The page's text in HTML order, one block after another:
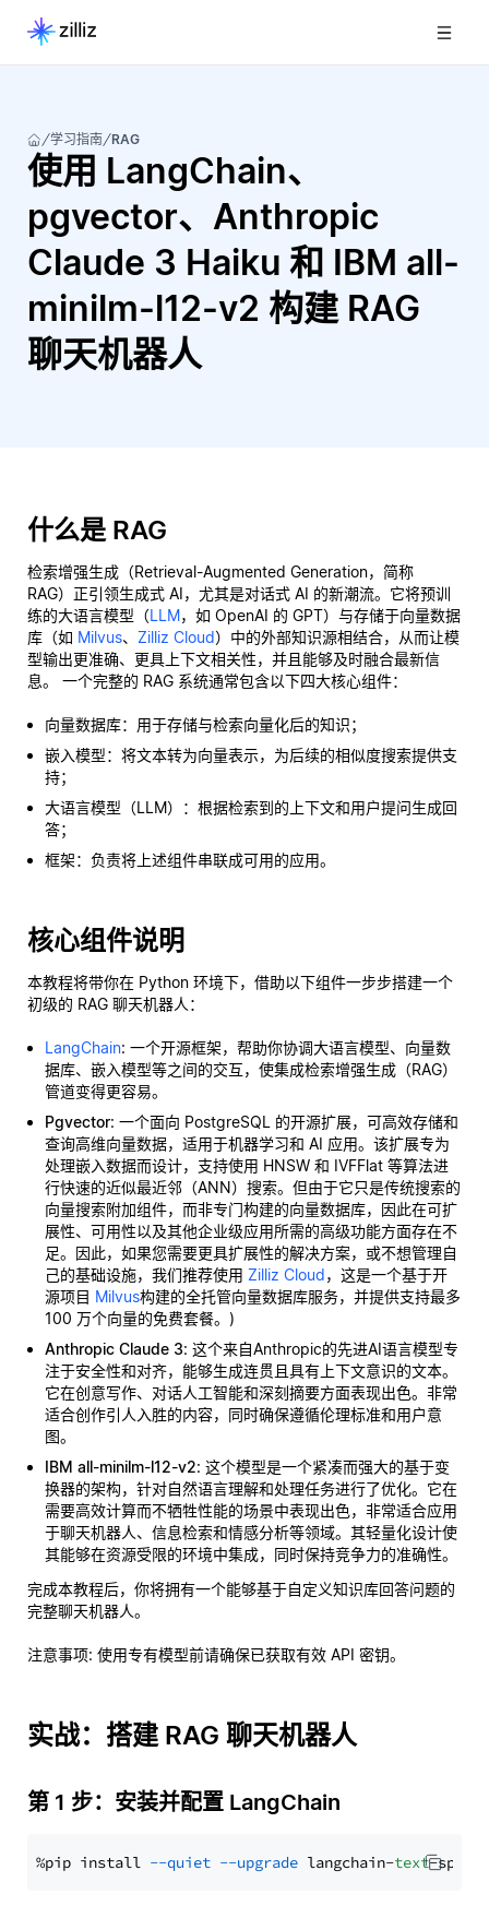
学习指南 RAG
使用 LangChain、
pgvector、Anthropic
Claude 3 Haiku 和 IBM all-
minilm-l12-v2 构建 RAG
聊天机器人
什么是 RAG
检索增强生成（Retrieval-Augmented Generation，简称
RAG）正引领生成式 AI，尤其是对话式 AI 的新潮流。它将预训
练的大语言模型（LLM，如 OpenAI 的 GPT）与存储于向量数据
库（如 Milvus、 Zilliz Cloud）中的外部知识源相结合，从而让模
型输出更准确、更具上下文相关性，并且能够及时融合最新信
息。 一个完整的 RAG 系统通常包含以下四大核心组件：
向量数据库：用于存储与检索向量化后的知识；
嵌入模型：将文本转为向量表示，为后续的相似度搜索提供支
持；
大语言模型（LLM）：根据检索到的上下文和用户提问生成回
答；
框架：负责将上述组件串联成可用的应用。
核心组件说明
本教程将带你在 Python 环境下，借助以下组件一步步搭建一个
初级的 RAG 聊天机器人：
LangChain: 一个开源框架，帮助你协调大语言模型、向量数
据库、嵌入模型等之间的交互，使集成检索增强生成（RAG）
管道变得更容易。
Pgvector: 一个面向 PostgreSQL 的开源扩展，可高效存储和
查询高维向量数据，适用于机器学习和 AI 应用。该扩展专为
处理嵌入数据而设计，支持使用 HNSW 和 IVFFlat 等算法进
行快速的近似最近邻（ANN）搜索。但由于它只是传统搜索的
向量搜索附加组件，而非专门构建的向量数据库，因此在可扩
展性、可用性以及其他企业级应用所需的高级功能方面存在不
足。因此，如果您需要更具扩展性的解决方案，或不想管理自
己的基础设施，我们推荐使用 Zilliz Cloud，这是一个基于开
源项目 Milvus构建的全托管向量数据库服务，并提供支持最多
100 万个向量的免费套餐。)
Anthropic Claude 3: 这个来自Anthropic的先进AI语言模型专
注于安全性和对齐，能够生成连贯且具有上下文意识的文本。
它在创意写作、对话人工智能和深刻摘要方面表现出色。非常
适合创作引人入胜的内容，同时确保遵循伦理标准和用户意
图。
IBM all-minilm-l12-v2: 这个模型是一个紧凑而强大的基于变
换器的架构，针对自然语言理解和处理任务进行了优化。它在
需要高效计算而不牺牲性能的场景中表现出色，非常适合应用
于聊天机器人、信息检索和情感分析等领域。其轻量化设计使
其能够在资源受限的环境中集成，同时保持竞争力的准确性。
完成本教程后，你将拥有一个能够基于自定义知识库回答问题的
完整聊天机器人。
注意事项: 使用专有模型前请确保已获取有效 API 密钥。
实战：搭建 RAG 聊天机器人
第 1 步：安装并配置 LangChain
%pip install --quiet --upgrade langchain-text